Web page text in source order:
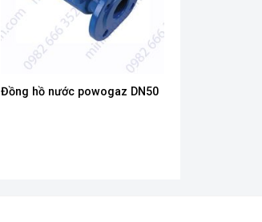
Đồng hồ nước powogaz DN50